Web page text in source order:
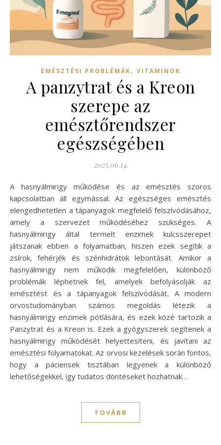
EMÉSZTÉSI PROBLÉMÁK, VITAMINOK
A panzytrat és a Kreon
szerepe az
emésztőrendszer
egészségében
2025.06.14.
A hasnyálmirigy működése és az emésztés szoros
kapcsolatban áll egymással. Az egészséges emésztés
elengedhetetlen a tápanyagok megfelelő felszívódásához,
amely a szervezet működéséhez szükséges. A
hasnyálmirigy által termelt enzimek kulcsszerepet
játszanak ebben a folyamatban, hiszen ezek segítik a
zsírok, fehérjék és szénhidrátok lebontását. Amikor a
hasnyálmirigy nem működik megfelelően, különböző
problémák léphetnek fel, amelyek befolyásolják az
emésztést és a tápanyagok felszívódását. A modern
orvostudományban számos megoldás létezik a
hasnyálmirigy enzimek pótlására, és ezek közé tartozik a
Panzytrat és a Kreon is. Ezek a gyógyszerek segítenek a
hasnyálmirigy működését helyettesíteni, és javítani az
emésztési folyamatokat. Az orvosi kezelések során fontos,
hogy a páciensek tisztában legyenek a különböző
lehetőségekkel, így tudatos döntéseket hozhatnak…
TOVÁBB